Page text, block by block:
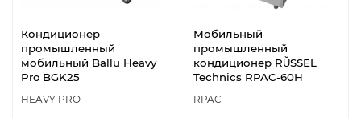
Кондиционер
промышленный
мобильный Ballu Heavy
Pro BGK25
HEAVY PRO
Мобильный
промышленный
кондиционер RŬSSEL
Technics RPAC-60H
RPAC